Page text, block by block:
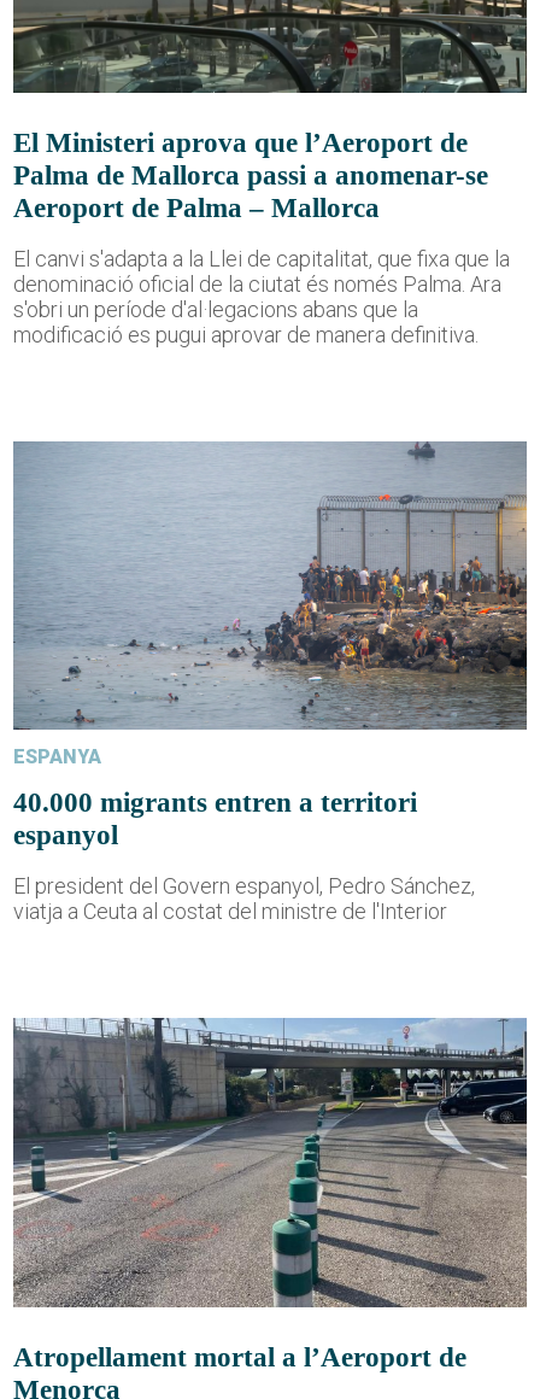
El Ministeri aprova que l’Aeroport de
Palma de Mallorca passi a anomenar-se
Aeroport de Palma – Mallorca
El canvi s'adapta a la Llei de capitalitat, que fixa que la
denominació oficial de la ciutat és només Palma. Ara
s'obri un període d'al·legacions abans que la
modificació es pugui aprovar de manera definitiva.
ESPANYA
40.000 migrants entren a territori
espanyol
El president del Govern espanyol, Pedro Sánchez,
viatja a Ceuta al costat del ministre de l'Interior
Atropellament mortal a l’Aeroport de
Menorca